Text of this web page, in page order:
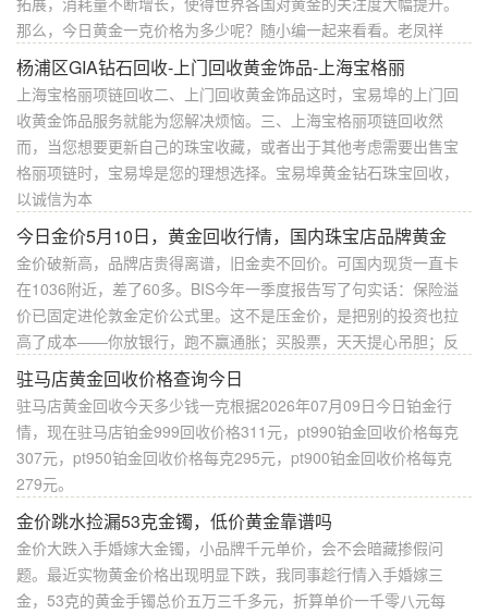
那么，今日黄金一克价格为多少呢？随小编一起来看看。老凤祥
杨浦区GIA钻石回收-上门回收黄金饰品-上海宝格丽
上海宝格丽项链回收二、上门回收黄金饰品这时，宝易埠的上门回
收黄金饰品服务就能为您解决烦恼。三、上海宝格丽项链回收然
而，当您想要更新自己的珠宝收藏，或者出于其他考虑需要出售宝
格丽项链时，宝易埠是您的理想选择。宝易埠黄金钻石珠宝回收，
以诚信为本
今日金价5月10日，黄金回收行情，国内珠宝店品牌黄金
金价破新高，品牌店贵得离谱，旧金卖不回价。可国内现货一直卡
在1036附近，差了60多。BIS今年一季度报告写了句实话：保险溢
价已固定进伦敦金定价公式里。这不是压金价，是把别的投资也拉
高了成本——你放银行，跑不赢通胀；买股票，天天提心吊胆；反
驻马店黄金回收价格查询今日
驻马店黄金回收今天多少钱一克根据2026年07月09日今日铂金行
情，现在驻马店铂金999回收价格311元，pt990铂金回收价格每克
307元，pt950铂金回收价格每克295元，pt900铂金回收价格每克
279元。
金价跳水捡漏53克金镯，低价黄金靠谱吗
金价大跌入手婚嫁大金镯，小品牌千元单价，会不会暗藏掺假问
题。最近实物黄金价格出现明显下跌，我同事趁行情入手婚嫁三
金，53克的黄金手镯总价五万三千多元，折算单价一千零八元每